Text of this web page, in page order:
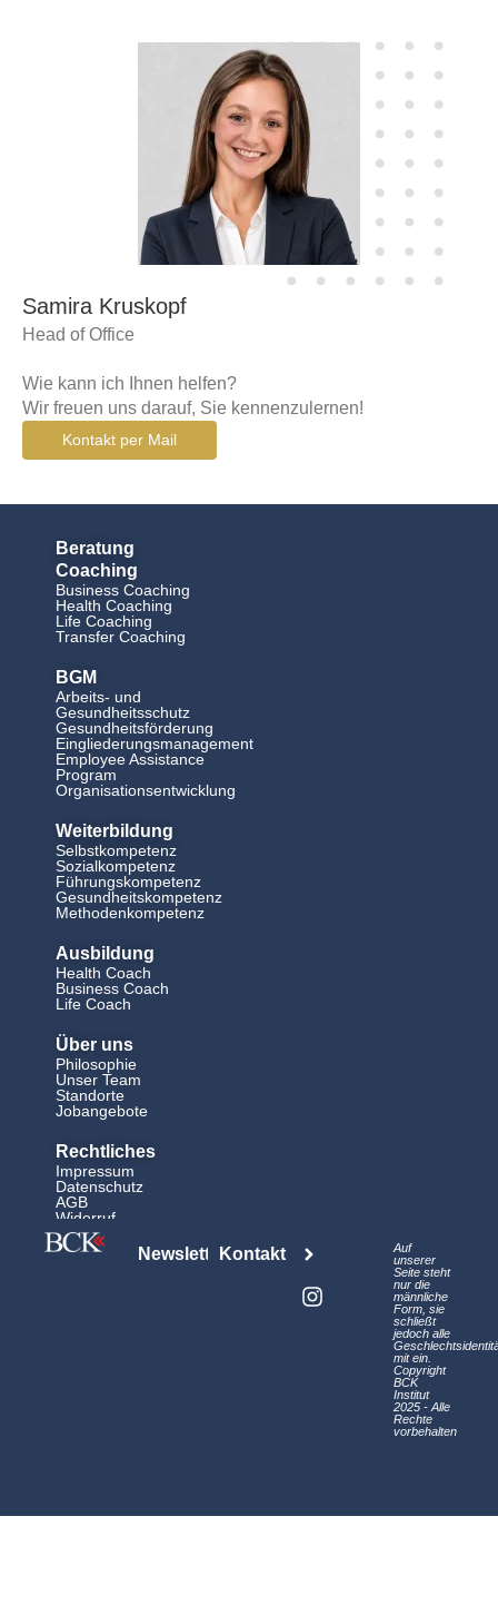
Samira Kruskopf
Head of Office
Wie kann ich Ihnen helfen?
Wir freuen uns darauf, Sie kennenzulernen!
Kontakt per Mail
Beratung
Coaching
Business Coaching
Health Coaching
Life Coaching
Transfer Coaching
BGM
Arbeits- und
Gesundheitsschutz
Gesundheitsförderung
Eingliederungsmanagement
Employee Assistance
Program
Organisationsentwicklung
Weiterbildung
Selbstkompetenz
Sozialkompetenz
Führungskompetenz
Gesundheitskompetenz
Methodenkompetenz
Ausbildung
Health Coach
Business Coach
Life Coach
Über uns
Philosophie
Unser Team
Standorte
Jobangebote
Rechtliches
Impressum
Datenschutz
AGB
Widerruf
NewsletterKontakt
i
n
k
n
s
t
Auf
unserer
Seite steht
nur die
männliche
Form, sie
schließt
jedoch alle
mit ein.
Copyright
BCK
Institut
2025 - Alle
Rechte
vorbehalten